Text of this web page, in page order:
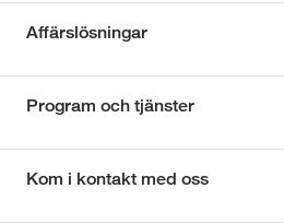
Affärslösningar
Program och tjänster
Kom i kontakt med oss